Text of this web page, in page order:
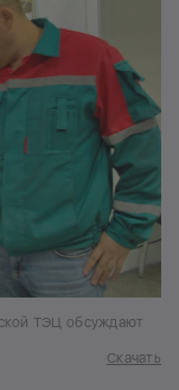
ТЭЦ обсуждают
Скачать